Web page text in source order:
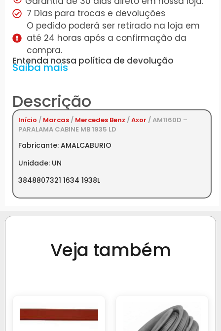
7 Dias para trocas e devoluções
O pedido poderá ser retirado na loja em
até 24 horas após a confirmação da
compra.
Entenda nossa política de devolução
Saiba mais
Descrição
Início / Marcas / Mercedes Benz /Axor / AM1160D –
PARALAMA CABINE MB 1935 LD
Fabricante: AMALCABURIO
Unidade: UN
3848807321 1634 1938L
Veja também